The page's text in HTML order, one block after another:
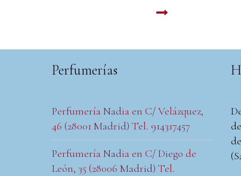
Perfumerías
Perfumería Nadia en C/ Velázquez,
46 (28001 Madrid) Tel. 914317457
Perfumería Nadia en C/ Diego de
León, 35 (28006 Madrid) Tel.